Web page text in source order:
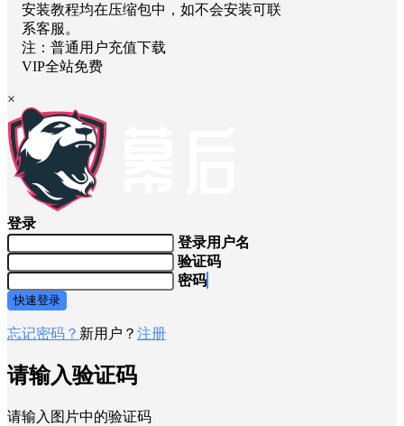
安装教程均在压缩包中，如不会安装可联
系客服。
注：普通用户充值下载
VIP全站免费
×
登录
登录用户名
验证码
密码
快速登录
忘记密码？ 新用户？ 注册
请输入验证码
请输入图片中的验证码